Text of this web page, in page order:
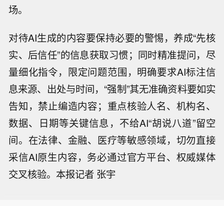
场。
对待AI生成的内容要保持必要的警惕，养成“先核
实、后信任”的信息获取习惯；同时精准提问，尽
量细化指令，限定问题范围，明确要求AI标注信
息来源、出处与时间，“强制”其无准确资料要如实
告知，禁止编造内容；重点核验人名、机构名、
数据、日期等关键信息，不给AI“胡说八道”留空
间。在法律、金融、医疗等敏感领域，切勿直接
采信AI原生内容，务必通过官方平台、权威媒体
交叉核验。本报记者 张宇
Sweetgreen 因环孢子虫事件导致需求
下滑，下调业绩预期。